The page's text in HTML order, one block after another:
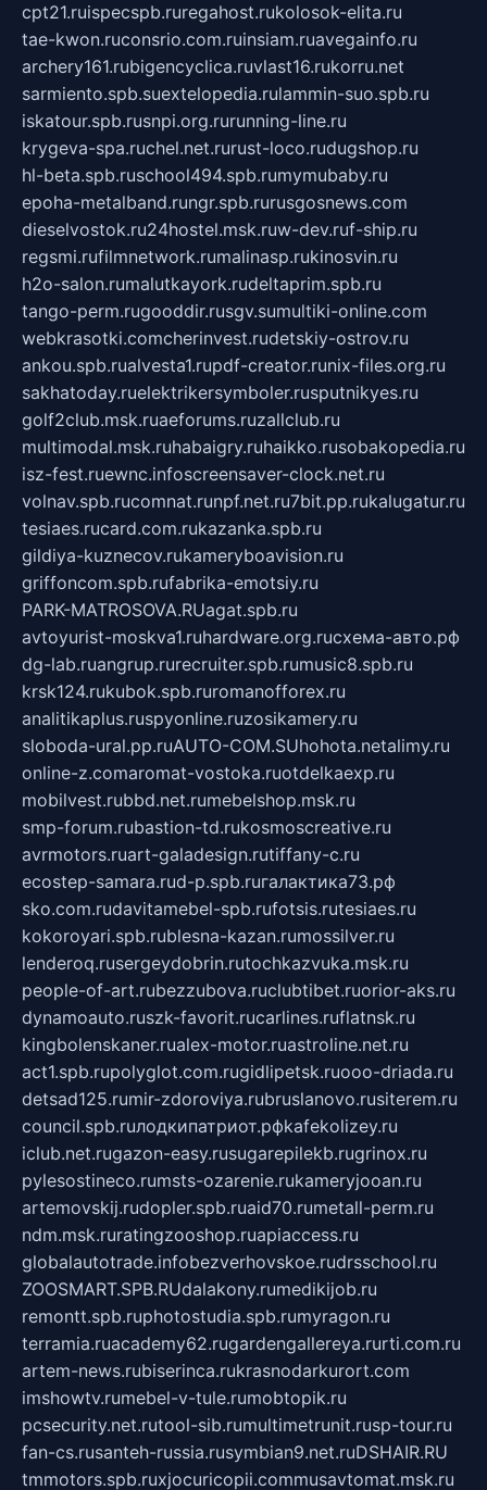
cpt21.ruispecspb.ruregahost.rukolosok-elita.ru
tae-kwon.ruconsrio.com.ruinsiam.ruavegainfo.ru
archery161.rubigencyclica.ruvlast16.rukorru.net
sarmiento.spb.suextelopedia.rulammin-suo.spb.ru
iskatour.spb.rusnpi.org.rurunning-line.ru
krygeva-spa.ruchel.net.rurust-loco.rudugshop.ru
hl-beta.spb.ruschool494.spb.rumymubaby.ru
epoha-metalband.rungr.spb.rurusgosnews.com
dieselvostok.ru24hostel.msk.ruw-dev.ruf-ship.ru
regsmi.rufilmnetwork.rumalinasp.rukinosvin.ru
h2o-salon.rumalutkayork.rudeltaprim.spb.ru
tango-perm.rugooddir.rusgv.sumultiki-online.com
webkrasotki.comcherinvest.rudetskiy-ostrov.ru
ankou.spb.rualvesta1.rupdf-creator.runix-files.org.ru
sakhatoday.ruelektrikersymboler.rusputnikyes.ru
golf2club.msk.ruaeforums.ruzallclub.ru
multimodal.msk.ruhabaigry.ruhaikko.rusobakopedia.ru
isz-fest.ruewnc.infoscreensaver-clock.net.ru
volnav.spb.rucomnat.runpf.net.ru7bit.pp.rukalugatur.ru
tesiaes.rucard.com.rukazanka.spb.ru
gildiya-kuznecov.rukameryboavision.ru
griffoncom.spb.rufabrika-emotsiy.ru
PARK-MATROSOVA.RUagat.spb.ru
avtoyurist-moskva1.ruhardware.org.ruсхема-авто.рф
dg-lab.ruangrup.rurecruiter.spb.rumusic8.spb.ru
krsk124.rukubok.spb.ruromanofforex.ru
analitikaplus.ruspyonline.ruzosikamery.ru
sloboda-ural.pp.ruAUTO-COM.SUhohota.netalimy.ru
online-z.comaromat-vostoka.ruotdelkaexp.ru
mobilvest.rubbd.net.rumebelshop.msk.ru
smp-forum.rubastion-td.rukosmoscreative.ru
avrmotors.ruart-galadesign.rutiffany-c.ru
ecostep-samara.rud-p.spb.ruгалактика73.рф
sko.com.rudavitamebel-spb.rufotsis.rutesiaes.ru
kokoroyari.spb.rublesna-kazan.rumossilver.ru
lenderoq.rusergeydobrin.rutochkazvuka.msk.ru
people-of-art.rubezzubova.ruclubtibet.ruorior-aks.ru
dynamoauto.ruszk-favorit.rucarlines.ruflatnsk.ru
kingbolenskaner.rualex-motor.ruastroline.net.ru
act1.spb.rupolyglot.com.rugidlipetsk.ruooo-driada.ru
detsad125.rumir-zdoroviya.rubruslanovo.rusiterem.ru
council.spb.ruлодкипатриот.рфkafekolizey.ru
iclub.net.rugazon-easy.rusugarepilekb.rugrinox.ru
pylesostineco.rumsts-ozarenie.rukameryjooan.ru
artemovskij.rudopler.spb.ruaid70.rumetall-perm.ru
ndm.msk.ruratingzooshop.ruapiaccess.ru
globalautotrade.infobezverhovskoe.rudrsschool.ru
ZOOSMART.SPB.RUdalakony.rumedikijob.ru
remontt.spb.ruphotostudia.spb.rumyragon.ru
terramia.ruacademy62.rugardengallereya.rurti.com.ru
artem-news.rubiserinca.rukrasnodarkurort.com
imshowtv.rumebel-v-tule.rumobtopik.ru
pcsecurity.net.rutool-sib.rumultimetrunit.rusp-tour.ru
fan-cs.rusanteh-russia.rusymbian9.net.ruDSHAIR.RU
tmmotors.spb.ruxjocuricopii.commusavtomat.msk.ru